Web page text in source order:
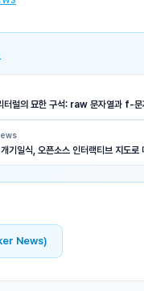
터럴의 묘한 구석: raw 문자열과 f-문
기일식, 오픈소스 인터랙티브 지도로
News)